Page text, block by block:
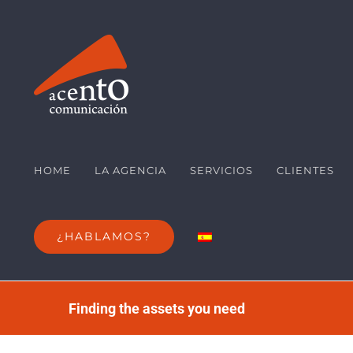
HOME LA AGENCIA SERVICIOS CLIENTES
¿HABLAMOS?
Finding the assets you need